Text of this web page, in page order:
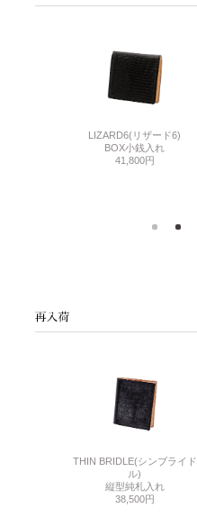
LIZARD6(リザード6)
BOX小銭入れ
41,800円
THIN BRIDLE(シンブライド
ル)
縦型純札入れ
38,500円